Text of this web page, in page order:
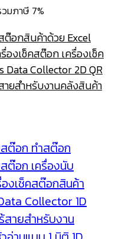
฿.
มภาษี 7%
อกสินค้าด้วย Excel
งเช็คสต๊อก เครื่องเช็ค
Data Collector 2D QR
ยสำหรับงานคลังสินค้า